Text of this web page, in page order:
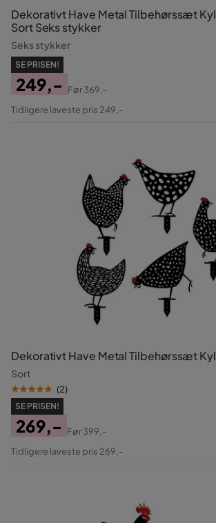
Dekorativt Have Metal Tilbehørssæt
Sort Seks stykker
Seks stykker
SE PRISEN!
Pris
249,-
Original
Før369,-
Tidligere laveste pris 249,-
Dekorativt Have Metal Tilbehørssæt
Sort
(2)
SE PRISEN!
Pris
269,-
Original
Før399,-
Tidligere laveste pris 269,-